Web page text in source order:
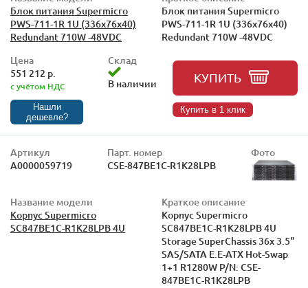
Блок питания Supermicro
PWS-711-1R 1U (336x76x40)
Redundant 710W -48VDC
Блок питания Supermicro
PWS-711-1R 1U (336x76x40)
Redundant 710W -48VDC
Цена
551 212 р.
с учётом НДС
Нашли
дешевле?
Склад
В наличии
КУПИТЬ
Купить в 1 клик
Артикул
А0000059719
Парт. номер
CSE-847BE1C-R1K28LPB
Фото
Название модели
Корпус Supermicro
SC847BE1C-R1K28LPB 4U
Краткое описание
Корпус Supermicro
SC847BE1C-R1K28LPB 4U
Storage SuperChassis 36x 3.5"
SAS/SATA E.E-ATX Hot-Swap
1+1 R1280W P/N: CSE-
847BE1C-R1K28LPB